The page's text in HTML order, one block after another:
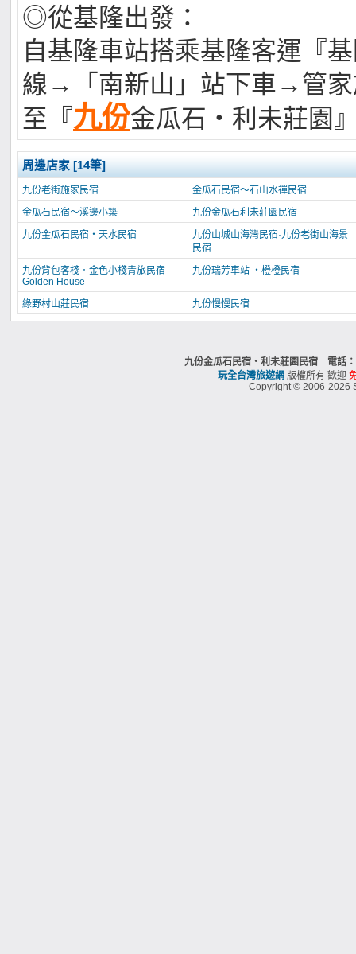
◎從基隆出發：
自基隆車站搭乘基隆客運『
線→「南新山」站下車→管家
至『九份金瓜石‧利未莊園
周邊店家 [14筆]
九份老街施家民宿
金瓜石民宿～石山水禪民宿
金瓜石民宿～溪邊小築
九份金瓜石利未莊園民宿
九份金瓜石民宿‧天水民宿
九份山城山海灣民宿·九份老街山海景
民宿
九份背包客棧．金色小棧青旅民宿
Golden House
九份瑞芳車站 ・橙橙民宿
綠野村山莊民宿 九份慢慢民宿
九份金瓜石民宿‧利未莊園民宿 電話
玩全台灣旅遊網 版權所有 歡迎
Copyright © 2006-2026